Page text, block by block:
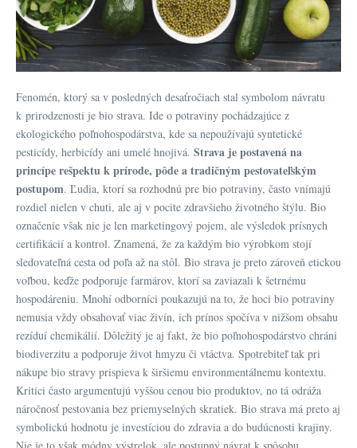
Fenomén, ktorý sa v posledných desaťročiach stal symbolom návratu
k prirodzenosti je bio strava. Ide o potraviny pochádzajúce z
ekologického poľnohospodárstva, kde sa nepoužívajú syntetické
pesticídy, herbicídy ani umelé hnojivá. Strava je postavená na
princípe rešpektu k prírode, pôde a tradičným pestovateľským
postupom. Ľudia, ktorí sa rozhodnú pre bio potraviny, často vnímajú
rozdiel nielen v chuti, ale aj v pocite zdravšieho životného štýlu. Bio
označenie však nie je len marketingový pojem, ale výsledok prísnych
certifikácií a kontrol. Znamená, že za každým bio výrobkom stojí
sledovateľná cesta od poľa až na stôl. Bio strava je preto zároveň etickou
voľbou, keďže podporuje farmárov, ktorí sa zaviazali k šetrnému
hospodáreniu. Mnohí odborníci poukazujú na to, že hoci bio potraviny
nemusia vždy obsahovať viac živín, ich prínos spočíva v nižšom obsahu
rezíduí chemikálií. Dôležitý je aj fakt, že bio poľnohospodárstvo chráni
biodiverzitu a podporuje život hmyzu či vtáctva. Spotrebiteľ tak pri
nákupe bio stravy prispieva k širšiemu environmentálnemu kontextu.
Kritici často argumentujú vyššou cenou bio produktov, no tá odráža
náročnosť pestovania bez priemyselných skratiek. Bio strava má preto aj
symbolickú hodnotu je investíciou do zdravia a do budúcnosti krajiny.